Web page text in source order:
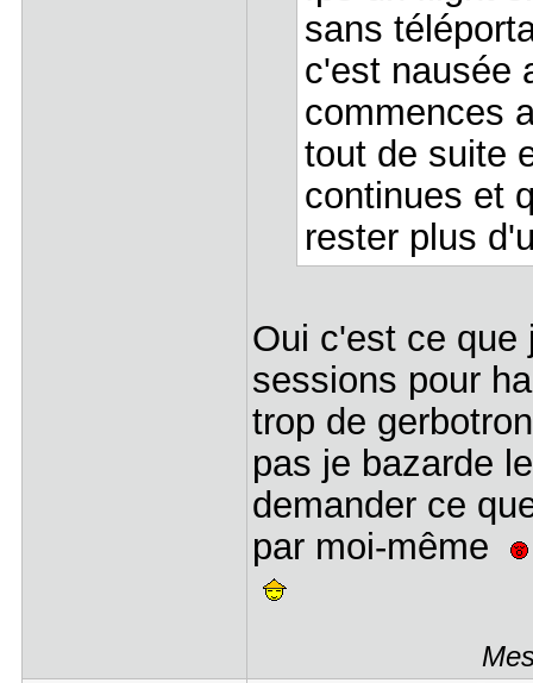
sans
c'est nausée
commences
tout de suite
continues et
rester plus
Oui c'est ce que
sessions pour
trop de
pas je bazarde
demander ce
par moi-même